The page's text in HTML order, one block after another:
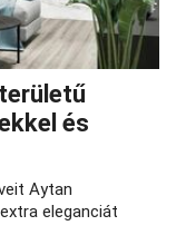
és
Aytan
eleganciát